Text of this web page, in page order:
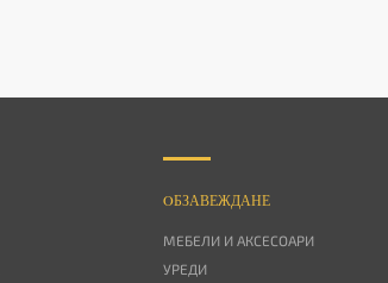
OБЗАВЕЖДАНЕ
МЕБЕЛИ И АКСЕСОАРИ
УРЕДИ